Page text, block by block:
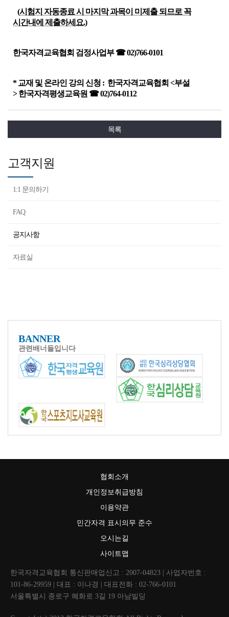
(시험지 자동종료 시 마지막 과목이 미제출 되므로 꼭
시간내에 제출하세요.)
한국자격교육협회 검정사업부 ☎02)766-0101
* 교재 및 온라인 강의 신청 : 한국자격교육협회 <부설
>한국자격평생교육원 ☎02)764-0112
목록
고객지원
1:1 문의하기
FAQ
공지사항
자료실
BANNER
관련배너들입니다
협회소개
개인정보취급방침
이용약관
민간자격 표시의무 준수
오시는길
사이트맵
한국자격교육협회 통신판매업신고 : 2007-04823 | 사업자번호 :
101-86-29959 | 대표 : 이나경 | 대표전화 : 02-766-0101
서울특별시 종로구 혜화로 3길 19 아남빌딩